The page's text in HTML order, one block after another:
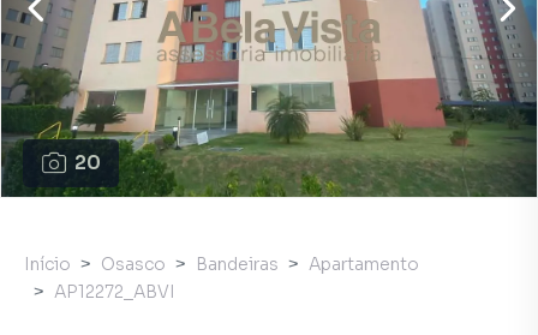
20
Início Osasco Bandeiras
Apartamento
AP12272_ABVI